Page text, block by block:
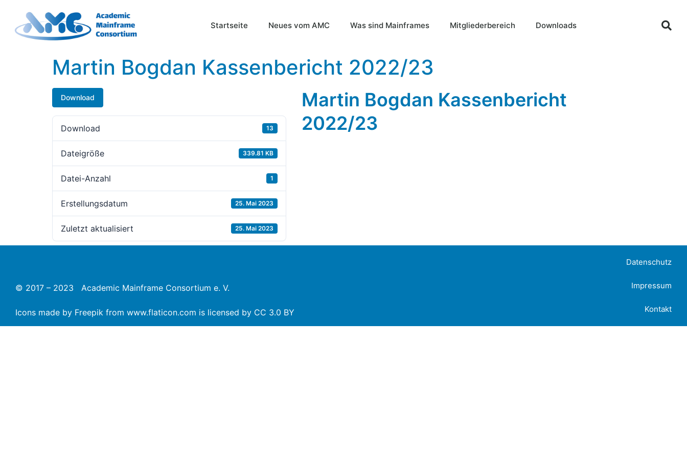
Startseite Neues vom AMC Was sind Mainframes Mitgliederbereich Downloads
Martin Bogdan Kassenbericht 2022/23
Download
Download 13
Dateigröße 339.81 KB
Datei-Anzahl 1
Erstellungsdatum 25. Mai 2023
Zuletzt aktualisiert 25. Mai 2023
Martin Bogdan Kassenbericht
2022/23
© 2017 – 2023 Academic Mainframe Consortium e. V.
Icons made by Freepik from www.flaticon.com is licensed by CC 3.0 BY
Datenschutz
Impressum
Kontakt